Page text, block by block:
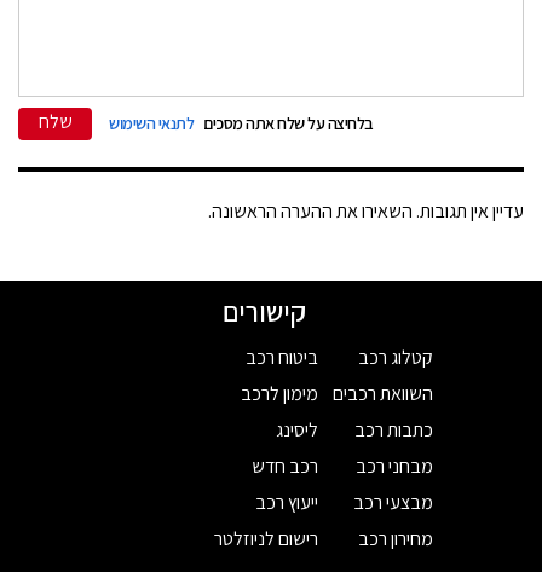
בלחיצה על שלח אתה מסכים לתנאי השימוש שלח
עדיין אין תגובות. השאירו את ההערה הראשונה.
קישורים
קטלוג רכב
השוואת רכבים
כתבות רכב
מבחני רכב
מבצעי רכב
מחירון רכב
ביטוח רכב
מימון לרכב
ליסינג
רכב חדש
ייעוץ רכב
רישום לניוזלטר